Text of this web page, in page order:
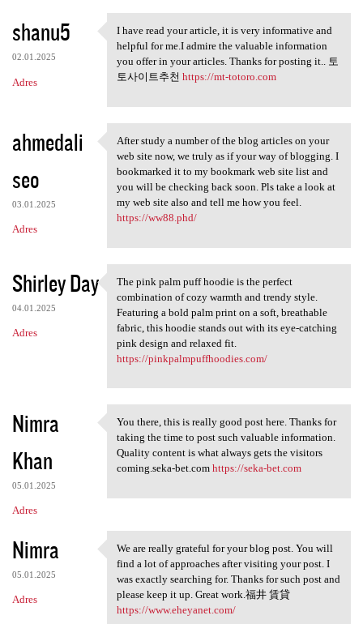
shanu5
02.01.2025
Adres
I have read your article, it
I have read your article, it is very informative and
helpful for me.I admire the valuable information
you offer in your articles. Thanks for posting it.. 토
토사이트추천 https://mt-totoro.com
ahmedali
seo
03.01.2025
Adres
After study a number of the
After study a number of the blog articles on your
web site now, we truly as if your way of blogging. I
bookmarked it to my bookmark web site list and
you will be checking back soon. Pls take a look at
my web site also and tell me how you feel.
https://ww88.phd/
Shirley Day
04.01.2025
Adres
The pink palm puff hoodie is
The pink palm puff hoodie is the perfect
combination of cozy warmth and trendy style.
Featuring a bold palm print on a soft, breathable
fabric, this hoodie stands out with its eye-catching
pink design and relaxed fit.
https://pinkpalmpuffhoodies.com/
Nimra
Khan
05.01.2025
Adres
You there, this is really
You there, this is really good post here. Thanks for
taking the time to post such valuable information.
Quality content is what always gets the visitors
coming.seka-bet.com https://seka-bet.com
Nimra
05.01.2025
Adres
We are really grateful for
We are really grateful for your blog post. You will
find a lot of approaches after visiting your post. I
was exactly searching for. Thanks for such post and
please keep it up. Great work.福井 賃貸
https://www.eheyanet.com/